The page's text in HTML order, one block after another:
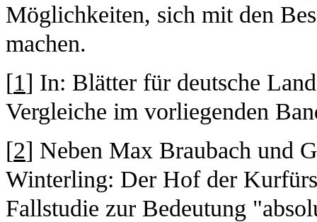
Möglichkeiten, sich mit den
machen.
[1] In: Blätter für deutsche
Vergleiche im vorliegenden
[2] Neben Max Braubach und
Winterling: Der Hof der
Fallstudie zur Bedeutung